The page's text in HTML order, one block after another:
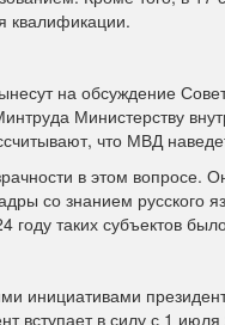
квалификации.
на обсуждение
Министерству
что МВД
в этом вопросе.
со знанием русского
году таких субъектов
инициативами
вступает в силу с 1